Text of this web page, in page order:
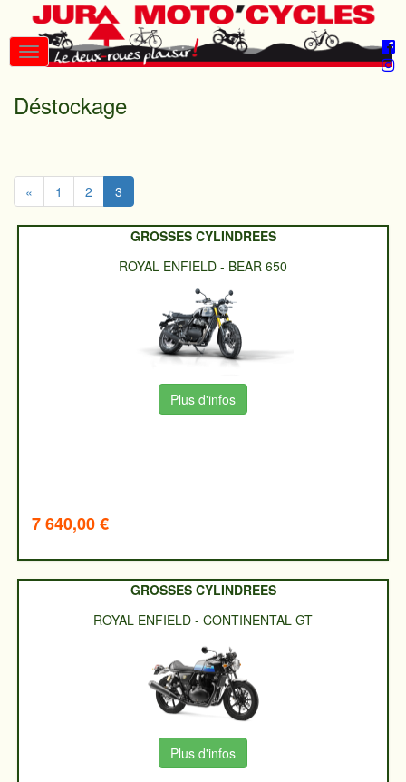
Déstockage
« 1 2 3
GROSSES CYLINDREES
ROYAL ENFIELD - BEAR 650
Plus d'infos
7 640,00 €
GROSSES CYLINDREES
ROYAL ENFIELD - CONTINENTAL GT
Plus d'infos